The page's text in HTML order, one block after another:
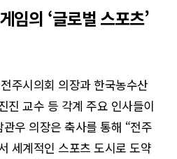
임의 ‘글로벌 스포츠’
주시의회 의장과 한국농수산
진 교수 등 각계 주요 인사들이
우 의장은 축사를 통해 “전주
세계적인 스포츠 도시로 도약